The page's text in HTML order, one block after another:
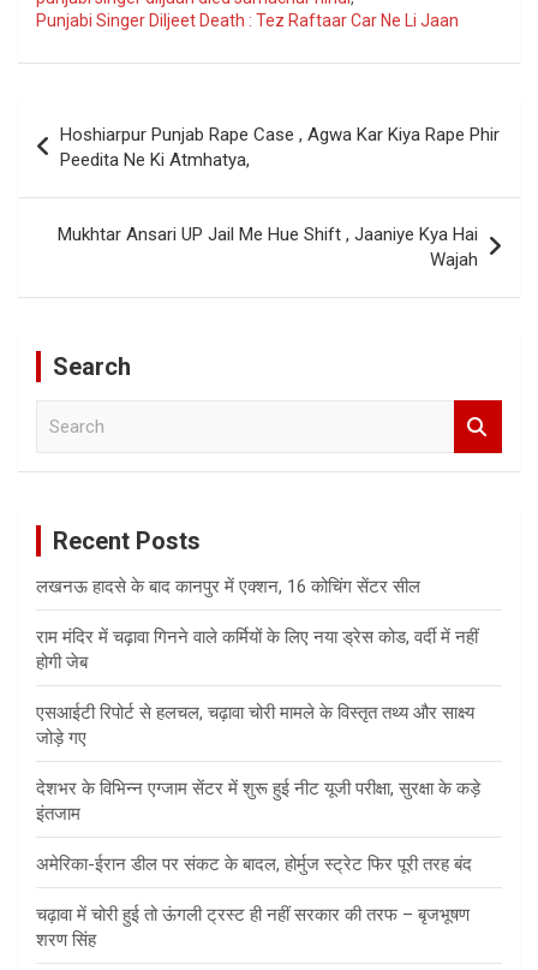
Punjabi Singer Diljeet Death : Tez Raftaar Car Ne Li Jaan
navigation
Hoshiarpur Punjab Rape Case , Agwa Kar Kiya Rape Phir
Peedita Ne Ki Atmhatya,
Mukhtar Ansari UP Jail Me Hue Shift , Jaaniye Kya Hai
Wajah
Search
Recent Posts
लखनऊ हादसे के बाद कानपुर में एक्शन, 16 कोचिंग सेंटर सील
राम मंदिर में चढ़ावा गिनने वाले कर्मियों के लिए नया ड्रेस कोड, वर्दी में नहीं
होगी जेब
एसआईटी रिपोर्ट से हलचल, चढ़ावा चोरी मामले के विस्तृत तथ्य और साक्ष्य
जोड़े गए
देशभर के विभिन्न एग्जाम सेंटर में शुरू हुई नीट यूजी परीक्षा, सुरक्षा के कड़े
इंतजाम
अमेरिका-ईरान डील पर संकट के बादल, होर्मुज स्ट्रेट फिर पूरी तरह बंद
चढ़ावा में चोरी हुई तो ऊंगली ट्रस्ट ही नहीं सरकार की तरफ – बृजभूषण
शरण सिंह